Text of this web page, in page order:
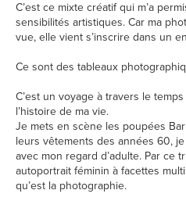
​C’est ce mixte créatif qui m’a
sensibilités artistiques. Car ma
vue, elle vient s’inscrire dans un
Ce sont des tableaux
C’est un voyage à travers le
l’histoire de ma vie.
Je mets en scène les poupées
leurs vêtements des années 60,
avec mon regard d’adulte. Par ce
autoportrait féminin à facettes
qu’est la photographie.